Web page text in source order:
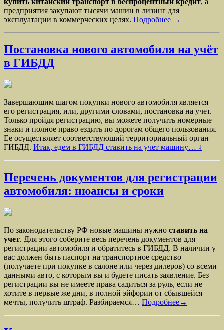
предприятия закупают тысячи машин в лизинг для
эксплуатации в коммерческих целях. Подробнее →
Постановка нового автомобиля на учёт
в ГИБДД
Завершающим шагом покупки нового автомобиля является
его регистрация, или, другими словами, постановка на учет.
Только пройдя регистрацию, вы можете получить номерные
знаки и полное право ездить по дорогам общего пользования.
Ее осуществляет соответствующий территориальный орган
ГИБДД. Итак, едем в ГИБДД ставить на учет машину… ↓
Перечень документов для регистрации
автомобиля: нюансы и сроки
По законодательству РФ новые машины нужно ставить на
учет. Для этого соберите весь перечень документов для
регистрации автомобиля и обратитесь в ГИБДД. В наличии у
вас должен быть паспорт на транспортное средство
(получаете при покупке в салоне или через дилеров) со всеми
данными авто, с которым вы и будете писать заявление. Без
регистрации вы не имеете права садиться за руль, если не
хотите в первые же дни, в полной эйфории от сбывшейся
мечты, получить штраф. Разбираемся… Подробнее→